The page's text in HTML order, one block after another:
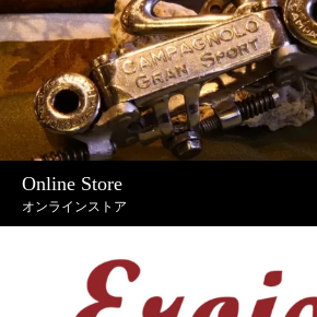
Online Store
オンラインストア